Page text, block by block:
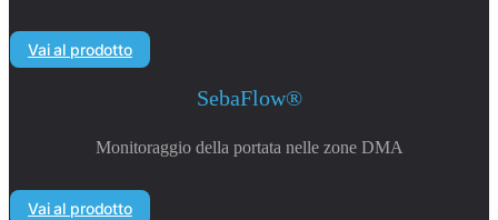
Vai al prodotto
SebaFlow®
Monitoraggio della portata nelle zone DMA
Vai al prodotto